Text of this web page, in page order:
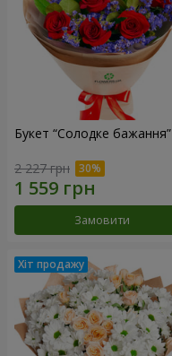
Букет “Солодке бажання”
2 227 грн
Замовити